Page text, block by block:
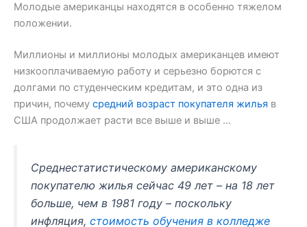
Молодые американцы находятся в особенно тяжелом
положении.
Миллионы и миллионы молодых американцев имеют
низкооплачиваемую работу и серьезно борются с
долгами по студенческим кредитам, и это одна из
причин, почему средний возраст покупателя жилья в
США продолжает расти все выше и выше …
Среднестатистическому американскому
покупателю жилья сейчас 49 лет – на 18 лет
больше, чем в 1981 году – поскольку
инфляция, стоимость обучения в колледже